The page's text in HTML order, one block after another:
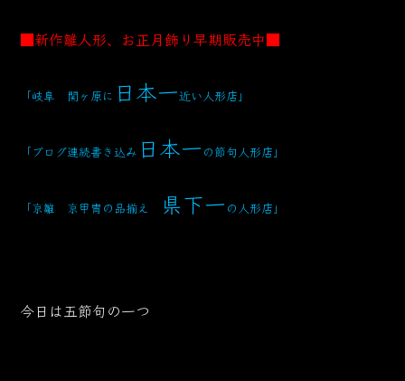
■新作雛人形、お正月飾り早期販売中■
「岐阜 関ヶ原に 日本一近い人形店」
「ブログ連続書き込み 日本一 の節句人形店」
「京雛 京甲冑の品揃え 県下一 の人形店」
今日は五節句の一つ